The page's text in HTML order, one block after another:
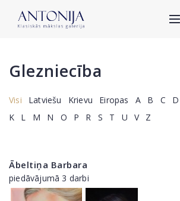
Glezniecība
Visi Latviešu Krievu Eiropas A B C D
K
L M N O P R S T U V Z
Ābeltiņa Barbara
piedāvājumā 3 darbi